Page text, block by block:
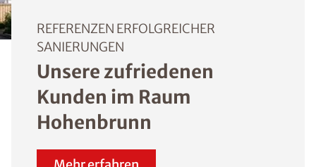
REFERENZEN ERFOLGREICHER
SANIERUNGEN
Unsere zufriedenen
Kunden im Raum
Hohenbrunn